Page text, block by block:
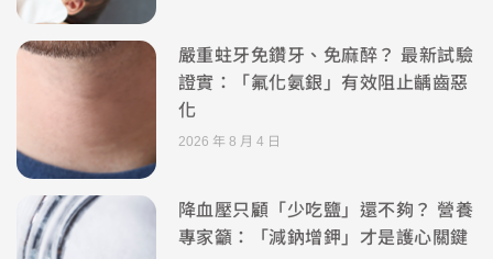
嚴重蛀牙免鑽牙、免麻醉？ 最新試驗
證實：「氟化氨銀」有效阻止齲齒惡
化
2026 年 8 月 4 日
降血壓只顧「少吃鹽」還不夠？ 營養
專家籲：「減鈉增鉀」才是護心關鍵